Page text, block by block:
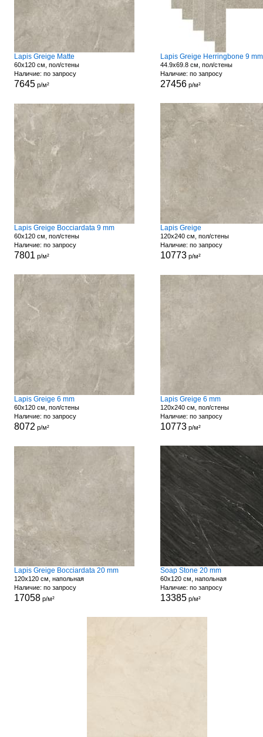
Lapis Greige Matte
60x120 см, пол/стены
Наличие: по запросу
7645р/м²
Lapis Greige Herringbone 9 mm
44.9x69.8 см, пол/стены
Наличие: по запросу
27456р/м²
Lapis Greige Bocciardata 9 mm
60x120 см, пол/стены
Наличие: по запросу
7801 р/м²
Lapis Greige
120x240 см, пол/стены
Наличие: по запросу
10773р/м²
Lapis Greige 6 mm
60x120 см, пол/стены
Наличие: по запросу
8072 р/м²
Lapis Greige 6 mm
120x240 см, пол/стены
Наличие: по запросу
10773р/м²
Lapis Greige Bocciardata 20 mm
120x120 см, напольная
Наличие: по запросу
17058р/м²
Soap Stone 20 mm
60x120 см, напольная
Наличие: по запросу
13385р/м²